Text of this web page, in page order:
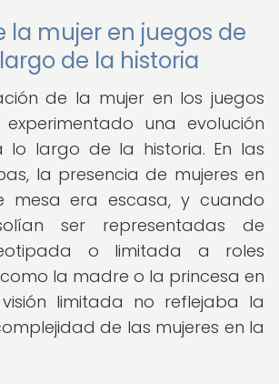
la mujer en juegos de
de la historia
de la mujer en los juegos
una evolución
lo largo de la historia. En las
la presencia de mujeres en
mesa era escasa, y cuando
ser representadas de
o limitada a roles
la madre o la princesa en
limitada no reflejaba la
de las mujeres en la